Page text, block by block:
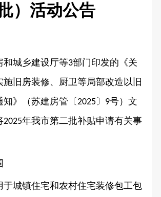
）活动公告
和城乡建设厅等3部门印发的《关
施旧房装修、厨卫等局部改造以旧
》（苏建房管〔 2025 〕 9号）文
2025年我市第二批补贴申请有关事
于城镇住宅和农村住宅装修包工包